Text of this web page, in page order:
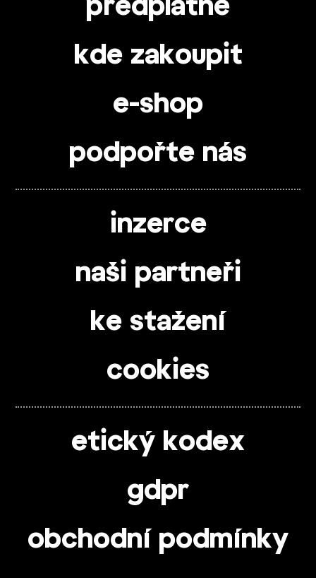
předplatné
kde zakoupit
e-shop
podpořte nás
inzerce
naši partneři
ke stažení
cookies
etický kodex
gdpr
obchodní podmínky